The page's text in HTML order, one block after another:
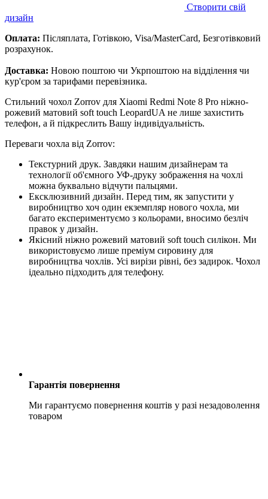
Створити свій
дизайн
Оплата: Післяплата, Готівкою, Visa/MasterCard, Безготівковий
розрахунок.
Доставка: Новою поштою чи Укрпоштою на відділення чи
кур'єром за тарифами перевізника.
Стильний чохол Zorrov для Xiaomi Redmi Note 8 Pro ніжно-
рожевий матовий soft touch LeopardUA не лише захистить
телефон, а й підкреслить Вашу індивідуальність.
Переваги чохла від Zorrov:
Текстурний друк. Завдяки нашим дизайнерам та
технології об'ємного УФ-друку зображення на чохлі
можна буквально відчути пальцями.
Ексклюзивний дизайн. Перед тим, як запустити у
виробництво хоч один екземпляр нового чохла, ми
багато експериментуємо з кольорами, вносимо безліч
правок у дизайн.
Якісний ніжно рожевий матовий soft touch силікон. Ми
використовуємо лише преміум сировину для
виробництва чохлів. Усі вирізи рівні, без задирок. Чохол
ідеально підходить для телефону.
Гарантія повернення
Ми гарантуємо повернення коштів у разі незадоволення
товаром